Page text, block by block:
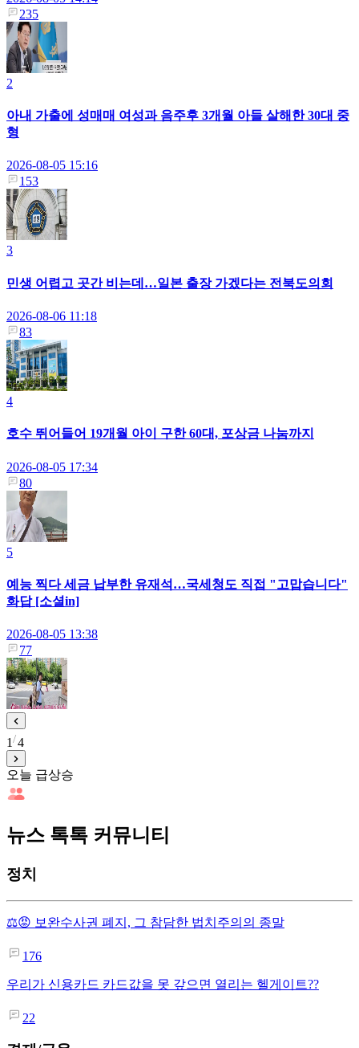
235
2
아내 가출에 성매매 여성과 음주후 3개월 아들 살해한 30대 중
형
2026-08-05 15:16
153
3
민생 어렵고 곳간 비는데…일본 출장 가겠다는 전북도의회
2026-08-06 11:18
83
4
호수 뛰어들어 19개월 아이 구한 60대, 포상금 나눔까지
2026-08-05 17:34
80
5
예능 찍다 세금 납부한 유재석…국세청도 직접 "고맙습니다"
화답 [소셜in]
2026-08-05 13:38
77
1 4
오늘 급상승
뉴스 톡톡 커뮤니티
정치
⚖️😡 보완수사권 폐지, 그 참담한 법치주의의 종말
176
우리가 신용카드 카드값을 못 갚으면 열리는 헬게이트??
22